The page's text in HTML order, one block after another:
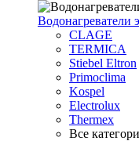
Водонагреватeли
CLAGE
TERMICA
Stiebel Eltron
Primoclima
Kospel
Electrolux
Thermex
Все